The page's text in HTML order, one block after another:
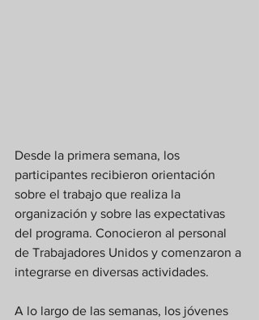
Desde la primera semana, los
participantes recibieron orientación
sobre el trabajo que realiza la
organización y sobre las expectativas
del programa. Conocieron al personal
de Trabajadores Unidos y comenzaron a
integrarse en diversas actividades.
A lo largo de las semanas, los jóvenes